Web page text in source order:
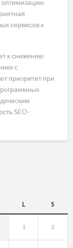
оптимизацию
сервисов к
к снижению
с
приоритет при
SEO-
L S
1 2